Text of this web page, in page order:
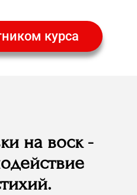
курса
на воск -